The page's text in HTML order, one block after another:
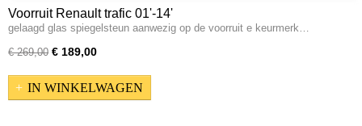
Voorruit Renault trafic 01'-14'
gelaagd glas spiegelsteun aanwezig op de voorruit e keurmerk…
€ 269,00 € 189,00
IN WINKELWAGEN